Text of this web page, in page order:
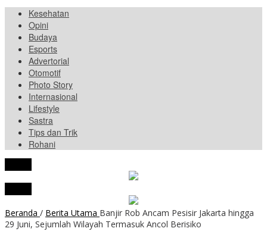
Kesehatan
Opini
Budaya
Esports
Advertorial
Otomotif
Photo Story
Internasional
Lifestyle
Sastra
Tips dan Trik
Rohani
Beranda / Berita Utama Banjir Rob Ancam Pesisir Jakarta hingga
29 Juni, Sejumlah Wilayah Termasuk Ancol Berisiko